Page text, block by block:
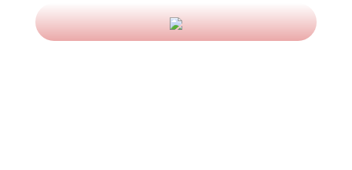
博识明志，笃行有成 | 全球商界领
军学者GES项目高峰论坛暨2026届